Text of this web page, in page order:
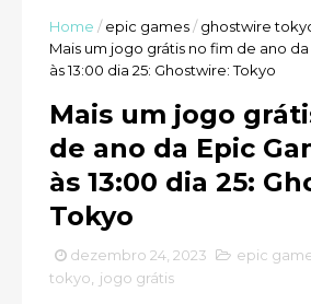
Home / epic games/ ghostwire
Mais um jogo grátis no fim de ano
às 13:00 dia 25: Ghostwire: Tokyo
Mais um jogo
de ano da Epic
às 13:00 dia 25:
Tokyo
dezembro 24, 2023 epic
tokyo
jogo grátis